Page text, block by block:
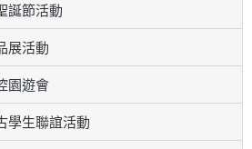
誕節活動
展活動
園遊會
學生聯誼活動